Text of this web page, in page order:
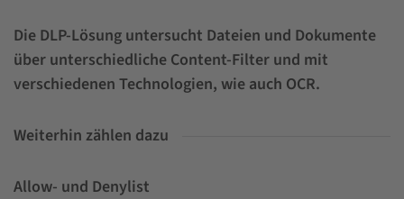
Die DLP-Lösung untersucht Dateien und Dokumente
über unterschiedliche Content-Filter und mit
verschiedenen Technologien, wie auch OCR.
Weiterhin zählen dazu
Allow- und Denylist